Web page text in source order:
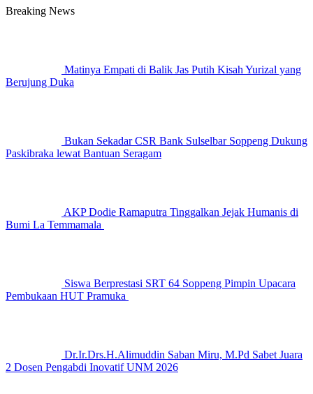
Breaking News
Matinya Empati di Balik Jas Putih Kisah Yurizal yang
Berujung Duka
Bukan Sekadar CSR Bank Sulselbar Soppeng Dukung
Paskibraka lewat Bantuan Seragam
AKP Dodie Ramaputra Tinggalkan Jejak Humanis di
Bumi La Temmamala
Siswa Berprestasi SRT 64 Soppeng Pimpin Upacara
Pembukaan HUT Pramuka
Dr.Ir.Drs.H.Alimuddin Saban Miru, M.Pd Sabet Juara
2 Dosen Pengabdi Inovatif UNM 2026